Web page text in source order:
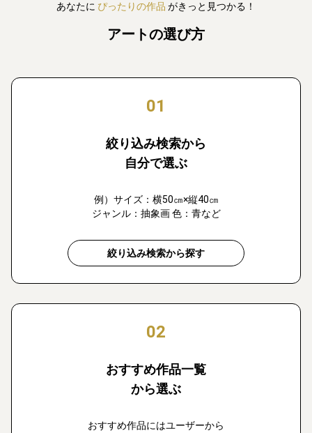
あなたに ぴったりの作品 がきっと見つかる！
アートの選び方
01
絞り込み検索から
自分で選ぶ
例）サイズ：横50㎝×縦40㎝
ジャンル：抽象画 色：青など
絞り込み検索から探す
02
おすすめ作品一覧
から選ぶ
おすすめ作品にはユーザーから